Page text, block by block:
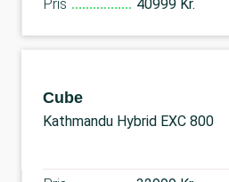
Pris 40999 Kr.
Cube
Kathmandu Hybrid EXC 800